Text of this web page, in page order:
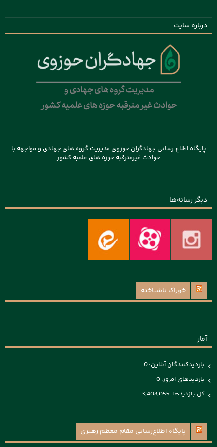
درباره سایت
پایگاه اطلاع رسانی جهادگران حوزوی مدیریت گروه های جهادی و مواجهه با
حوادث غیرمترقبه حوزه های علمیه کشور
دیگر رسانه‌ها
خوراک ناشناخته
آمار
بازدیدکنندگان آنلاین:0
بازدیدهای امروز:0
کل بازدیدها: 3,408,055
پايگاه اطلاع‌رسانی مقام معظم رهبری